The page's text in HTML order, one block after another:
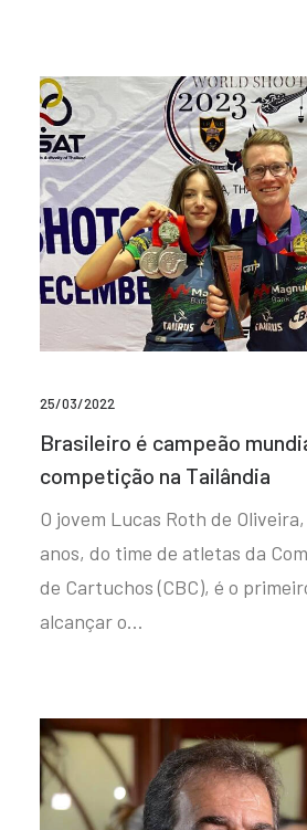
25/03/2022
Brasileiro é campeão
competição na Tailândia
O jovem Lucas Roth de
anos, do time de atletas da
de Cartuchos (CBC), é o
alcançar o…